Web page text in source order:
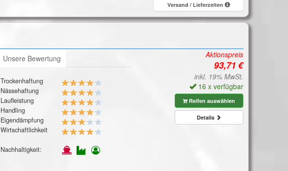
Versand / Lieferzeiten
Unsere Bewertung
Trockenhaftung
Nässehaftung
Laufleistung
Handling
Eigendämpfung
Wirtschaftlichkeit
Nachhaltigkeit:
Aktionspreis
inkl. 19% MwSt.
16 x verfügbar
Reifen auswählen
Details